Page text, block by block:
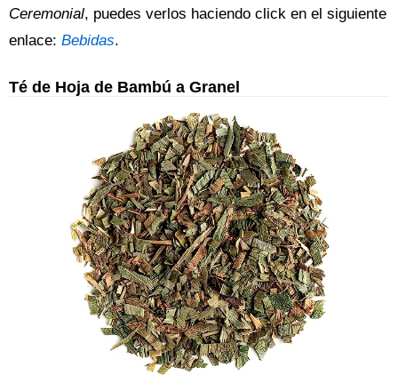
Ceremonial, puedes verlos haciendo click en el siguiente
enlace: Bebidas.
Té de Hoja de Bambú a Granel